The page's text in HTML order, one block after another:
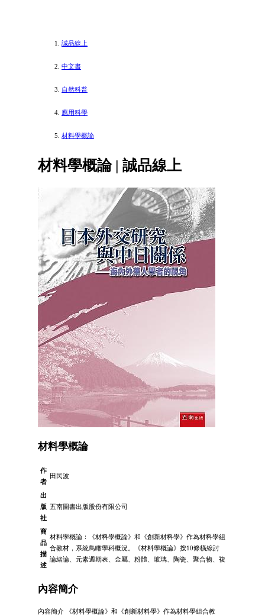
誠品線上
中文書
自然科普
應用科學
材料學概論
材料學概論 | 誠品線上
材料學概論
作
者
田民波
出
版
社
五南圖書出版股份有限公司
商
品
描
述
材料學概論：《材料學概論》和《創新材料學》作為材料學組
合教材，系統鳥瞰學科概況。《材料學概論》按10條橫線討
論緒論、元素週期表、金屬、粉體、玻璃、陶瓷、聚合物、複
內容簡介
內容簡介 《材料學概論》和《創新材料學》作為材料學組合教